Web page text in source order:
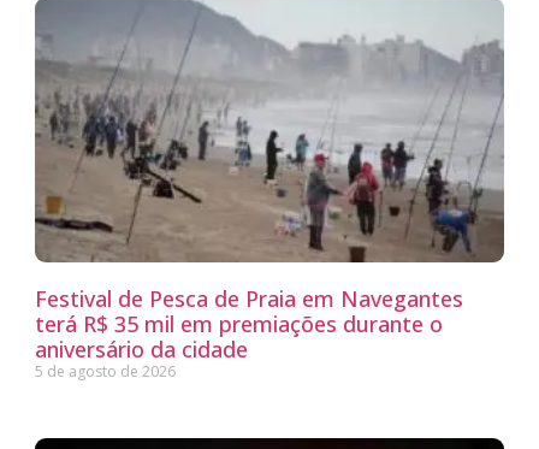
Festival de Pesca de Praia em Navegantes
terá R$ 35 mil em premiações durante o
aniversário da cidade
5 de agosto de 2026